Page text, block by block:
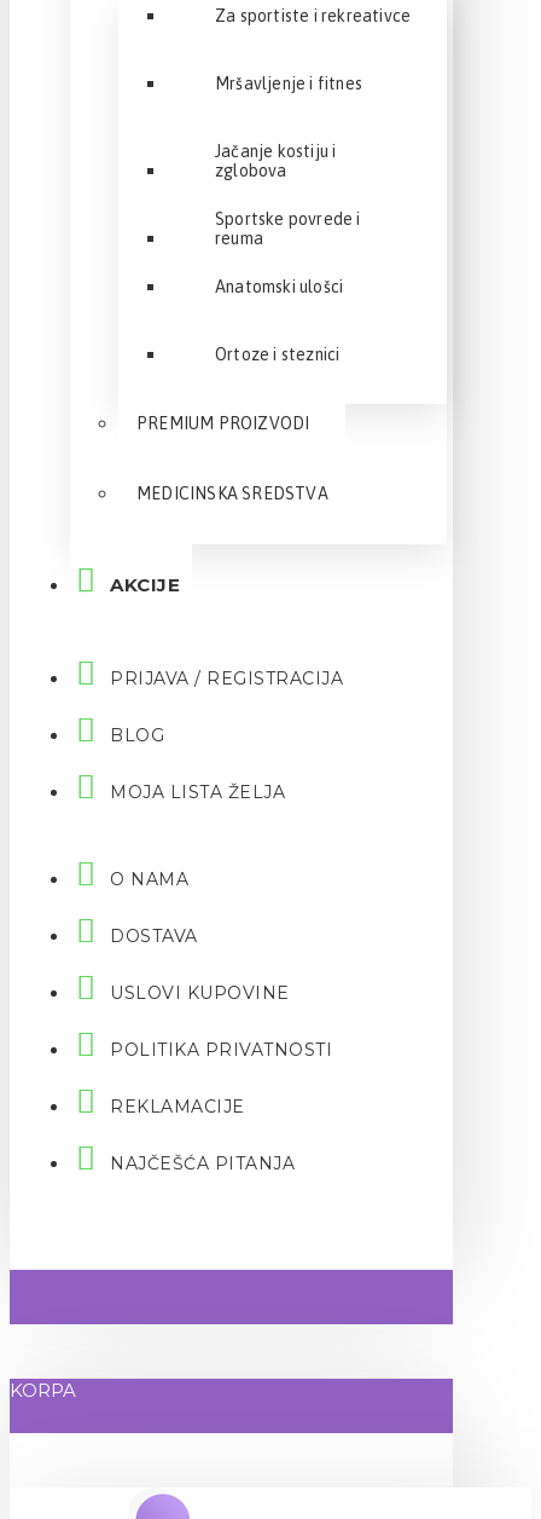
Za sportiste i rekreativce
Mršavljenje i fitnes
Jačanje kostiju i
zglobova
Sportske povrede i
reuma
Anatomski ulošci
Ortoze i steznici
PREMIUM PROIZVODI
MEDICINSKA SREDSTVA
AKCIJE
PRIJAVA / REGISTRACIJA
BLOG
MOJA LISTA ŽELJA
O NAMA
DOSTAVA
USLOVI KUPOVINE
POLITIKA PRIVATNOSTI
REKLAMACIJE
NAJČEŠĆA PITANJA
KORPA